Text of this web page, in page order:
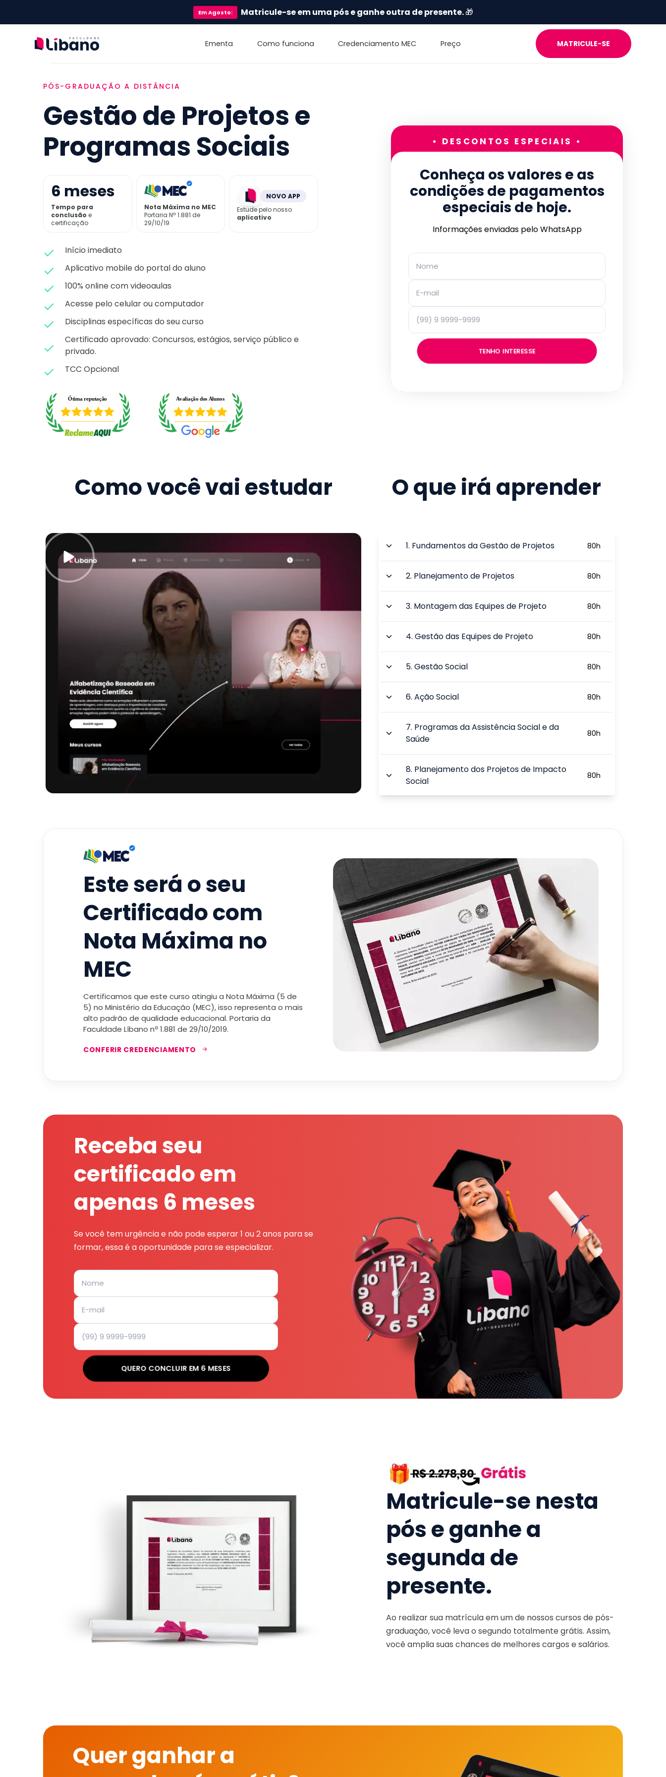
EmAgosto: Matricule-se em uma pós e ganhe outra de presente.🎁
Ementa Como funciona Credenciamento MEC Preço MATRICULE-SE
PÓS-GRADUAÇÃO A DISTÂNCIA
Gestão de Projetos e
Programas Sociais
6 meses
Tempo para
conclusão e
certificação
Nota Máxima no MEC
Portaria Nª 1.881 de
29/10/19
NOVO APP
Estude pelo nosso
aplicativo
Início imediato
Aplicativo mobile do portal do aluno
100% online com videoaulas
Acesse pelo celular ou computador
Disciplinas específicas do seu curso
Certificado aprovado: Concursos, estágios, serviço público e
privado.
TCC Opcional
• DESCONTOS ESPECIAIS •
Conheça os valores e as
condições de pagamentos
especiais de hoje.
Informações enviadas pelo WhatsApp
TENHO INTERESSE
Como você vai estudar O que irá aprender
1. Fundamentos da Gestão de Projetos 80h
2. Planejamento de Projetos 80h
3. Montagem das Equipes de Projeto 80h
4.Gestão das Equipes de Projeto 80h
5.Gestão Social 80h
6.Ação Social 80h
7. Programas da Assistência Social e da
Saúde
80h
8. Planejamento dos Projetos de Impacto
Social
80h
Este será o seu
Certificado com
Nota Máxima no
MEC
Certificamos que este curso atingiu a Nota Máxima (5 de
5) no Ministério da Educação (MEC), isso representa o mais
alto padrão de qualidade educacional. Portaria da
Faculdade Líbano nª 1.881 de 29/10/2019.
CONFERIR CREDENCIAMENTO
Receba seu
certificado em
apenas 6 meses
Se você tem urgência e não pode esperar 1 ou 2 anos para se
formar, essa é a oportunidade para se especializar.
QUERO CONCLUIR EM 6 MESES
Matricule-se nesta
pós e ganhe a
segunda de
presente.
Ao realizar sua matrícula em um de nossos cursos de pós-
graduação, você leva o segundo totalmente grátis. Assim,
você amplia suas chances de melhores cargos e salários.
Quer ganhar a